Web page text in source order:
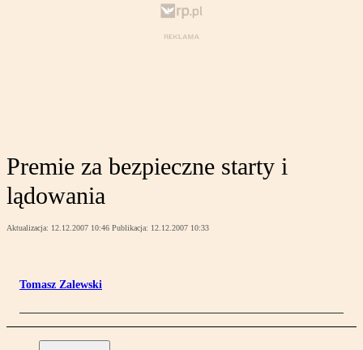
Premie za bezpieczne starty i
lądowania
Aktualizacja: 12.12.2007 10:46 Publikacja: 12.12.2007 10:33
Tomasz Zalewski